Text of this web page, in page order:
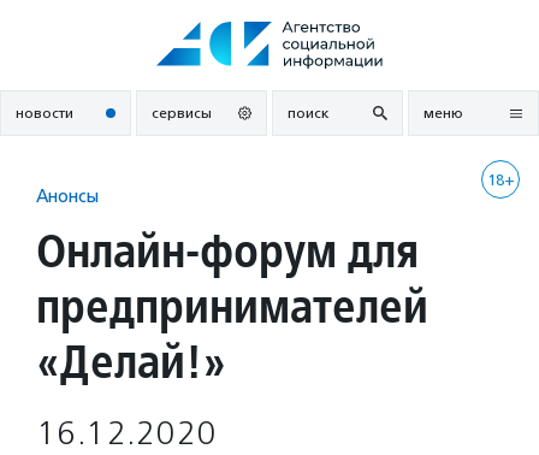
новости сервисы поиск меню
18+
Анонсы
Онлайн-форум для
предпринимателей
«Делай!»
16.12.2020